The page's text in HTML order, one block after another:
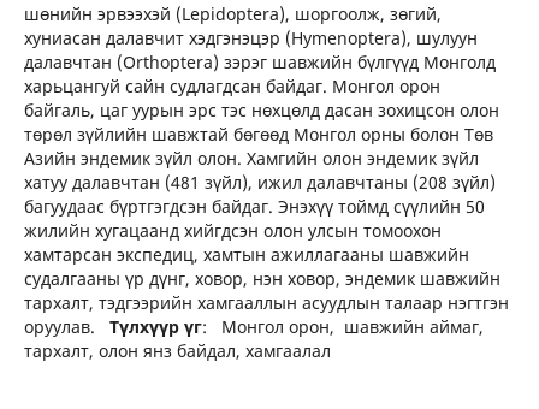
шөнийн эрвээхэй (Lepidoptera), шоргоолж, зөгий,
хуниасан далавчит хэдгэнэцэр (Hymenoptera), шулуун
далавчтан (Orthoptera) зэрэг шавжийн бүлгүүд Монголд
харьцангуй сайн судлагдсан байдаг. Монгол орон
байгаль, цаг уурын эрс тэс нөхцөлд дасан зохицсон олон
төрөл зүйлийн шавжтай бөгөөд Монгол орны болон Төв
Азийн эндемик зүйл олон. Хамгийн олон эндемик зүйл
хатуу далавчтан (481 зүйл), ижил далавчтаны (208 зүйл)
багуудаас бүртгэгдсэн байдаг. Энэхүү тоймд сүүлийн 50
жилийн хугацаанд хийгдсэн олон улсын томоохон
хамтарсан экспедиц, хамтын ажиллагааны шавжийн
судалгааны үр дүнг, ховор, нэн ховор, эндемик шавжийн
тархалт, тэдгээрийн хамгааллын асуудлын талаар нэгтгэн
оруулав. Түлхүүр үг: Монгол орон, шавжийн аймаг,
тархалт, олон янз байдал, хамгаалал